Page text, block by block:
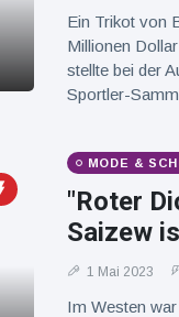
Ein Trikot von
Millionen
stellte bei der
Sportler-
MODE &
"Roter
Saizew
1 Mai 2023
Im Westen